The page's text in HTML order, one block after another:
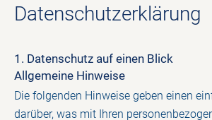
Datenschutz­erklärung
1. Datenschutz auf einen Blick
Allgemeine Hinweise
Die folgenden Hinweise geben einen
darüber, was mit Ihren